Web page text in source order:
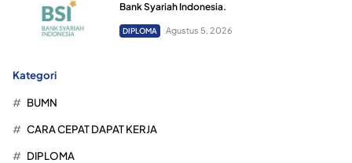
Bank Syariah Indonesia.
DIPLOMA Agustus 5, 2026
Kategori
BUMN
CARA CEPAT DAPAT KERJA
DIPLOMA